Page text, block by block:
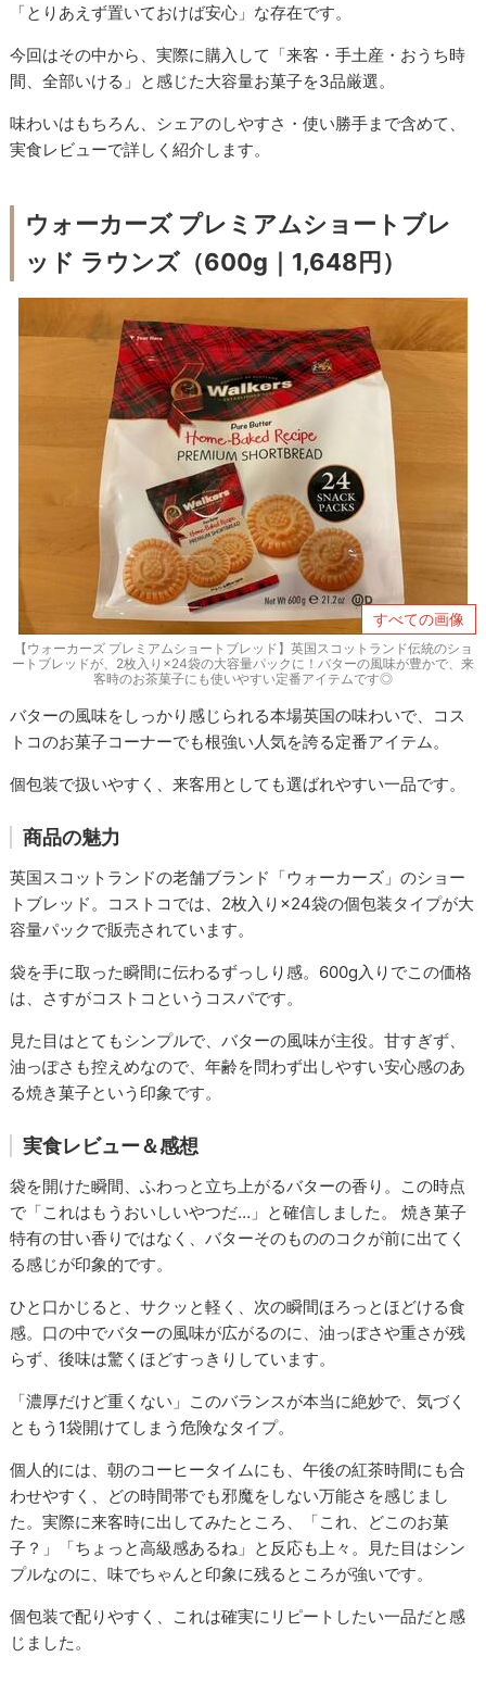
「とりあえず置いておけば安心」な存在です。
今回はその中から、実際に購入して「来客・手土産・おうち時
間、全部いける」と感じた大容量お菓子を3品厳選。
味わいはもちろん、シェアのしやすさ・使い勝手まで含めて、
実食レビューで詳しく紹介します。
ウォーカーズ プレミアムショートブレ
ッド ラウンズ（600g｜1,648円）
すべての画像
【ウォーカーズ プレミアムショートブレッド】英国スコットランド伝統のショ
ートブレッドが、2枚入り×24袋の大容量パックに！バターの風味が豊かで、来
客時のお茶菓子にも使いやすい定番アイテムです◎
バターの風味をしっかり感じられる本場英国の味わいで、コス
トコのお菓子コーナーでも根強い人気を誇る定番アイテム。
個包装で扱いやすく、来客用としても選ばれやすい一品です。
商品の魅力
英国スコットランドの老舗ブランド「ウォーカーズ」のショー
トブレッド。コストコでは、2枚入り×24袋の個包装タイプが大
容量パックで販売されています。
袋を手に取った瞬間に伝わるずっしり感。600g入りでこの価格
は、さすがコストコというコスパです。
見た目はとてもシンプルで、バターの風味が主役。甘すぎず、
油っぽさも控えめなので、年齢を問わず出しやすい安心感のあ
る焼き菓子という印象です。
実食レビュー＆感想
袋を開けた瞬間、ふわっと立ち上がるバターの香り。この時点
で「これはもうおいしいやつだ…」と確信しました。 焼き菓子
特有の甘い香りではなく、バターそのもののコクが前に出てく
る感じが印象的です。
ひと口かじると、サクッと軽く、次の瞬間ほろっとほどける食
感。口の中でバターの風味が広がるのに、油っぽさや重さが残
らず、後味は驚くほどすっきりしています。
「濃厚だけど重くない」このバランスが本当に絶妙で、気づく
ともう1袋開けてしまう危険なタイプ。
個人的には、朝のコーヒータイムにも、午後の紅茶時間にも合
わせやすく、どの時間帯でも邪魔をしない万能さを感じまし
た。実際に来客時に出してみたところ、「これ、どこのお菓
子？」「ちょっと高級感あるね」と反応も上々。見た目はシン
プルなのに、味でちゃんと印象に残るところが強いです。
個包装で配りやすく、これは確実にリピートしたい一品だと感
じました。